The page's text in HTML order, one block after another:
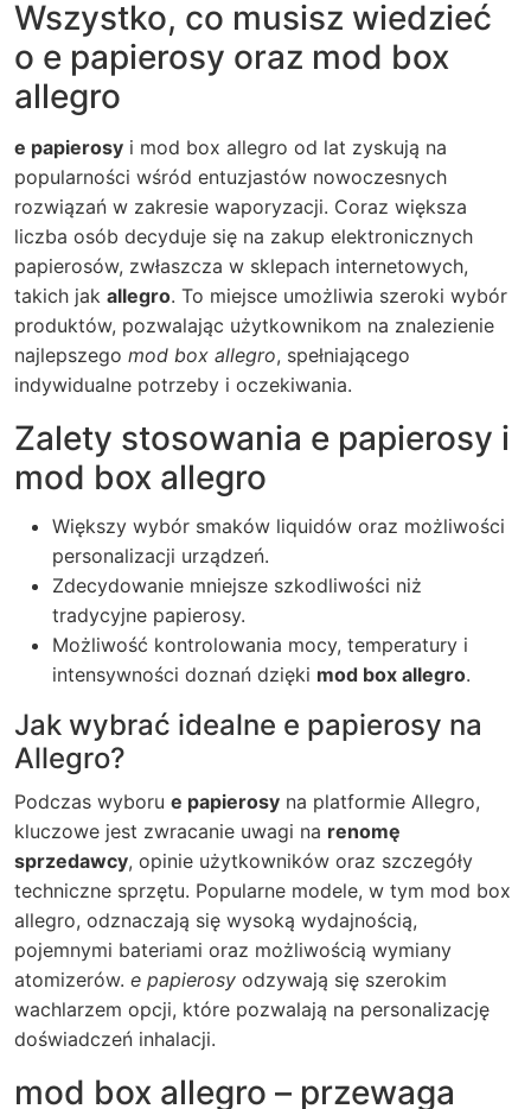
Wszystko, co musisz wiedzieć
o e papierosy oraz mod box
allegro
e papierosy i mod box allegro od lat zyskują na
popularności wśród entuzjastów nowoczesnych
rozwiązań w zakresie waporyzacji. Coraz większa
liczba osób decyduje się na zakup elektronicznych
papierosów, zwłaszcza w sklepach internetowych,
takich jak allegro. To miejsce umożliwia szeroki wybór
produktów, pozwalając użytkownikom na znalezienie
najlepszego mod box allegro, spełniającego
indywidualne potrzeby i oczekiwania.
Zalety stosowania e papierosy i
mod box allegro
Większy wybór smaków liquidów oraz możliwości
personalizacji urządzeń.
Zdecydowanie mniejsze szkodliwości niż
tradycyjne papierosy.
Możliwość kontrolowania mocy, temperatury i
intensywności doznań dzięki mod box allegro.
Jak wybrać idealne e papierosy na
Allegro?
Podczas wyboru e papierosy na platformie Allegro,
kluczowe jest zwracanie uwagi na renomę
sprzedawcy, opinie użytkowników oraz szczegóły
techniczne sprzętu. Popularne modele, w tym mod box
allegro, odznaczają się wysoką wydajnością,
pojemnymi bateriami oraz możliwością wymiany
atomizerów. e papierosy odzywają się szerokim
wachlarzem opcji, które pozwalają na personalizację
doświadczeń inhalacji.
mod box allegro – przewaga